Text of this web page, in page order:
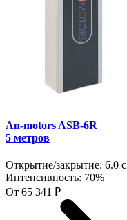
An-motors ASB-6R
5 метров
Открытие/закрытие: 6.0 с
Интенсивность: 70%
От 65 341 ₽